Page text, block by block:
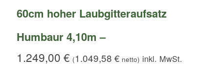
60cm hoher Laubgitteraufsatz
Humbaur 4,10m –
1.249,00€ (1.049,58€ netto)